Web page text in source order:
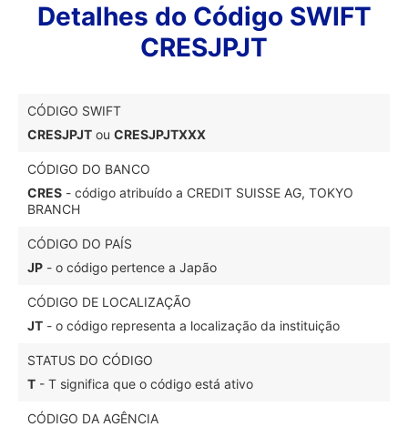
Detalhes do Código SWIFT
CRESJPJT
CÓDIGO SWIFT
CRESJPJT ou CRESJPJTXXX
CÓDIGO DO BANCO
CRES - código atribuído a CREDIT SUISSE AG, TOKYO
BRANCH
CÓDIGO DO PAÍS
JP - o código pertence a Japão
CÓDIGO DE LOCALIZAÇÃO
JT - o código representa a localização da instituição
STATUS DO CÓDIGO
T - T significa que o código está ativo
CÓDIGO DA AGÊNCIA